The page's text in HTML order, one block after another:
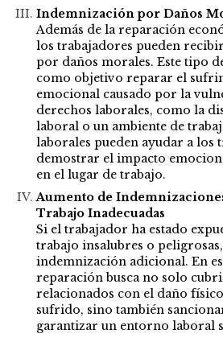
Indemnización por Daños
Además de la reparación
los trabajadores pueden
por daños morales. Este tipo
como objetivo reparar el
emocional causado por la
derechos laborales, como la
laboral o un ambiente de
laborales pueden ayudar a los
demostrar el impacto
en el lugar de trabajo.
Aumento de
Trabajo Inadecuadas
Si el trabajador ha estado
trabajo insalubres o
indemnización adicional. En
reparación busca no solo
relacionados con el daño
sufrido, sino también
garantizar un entorno laboral